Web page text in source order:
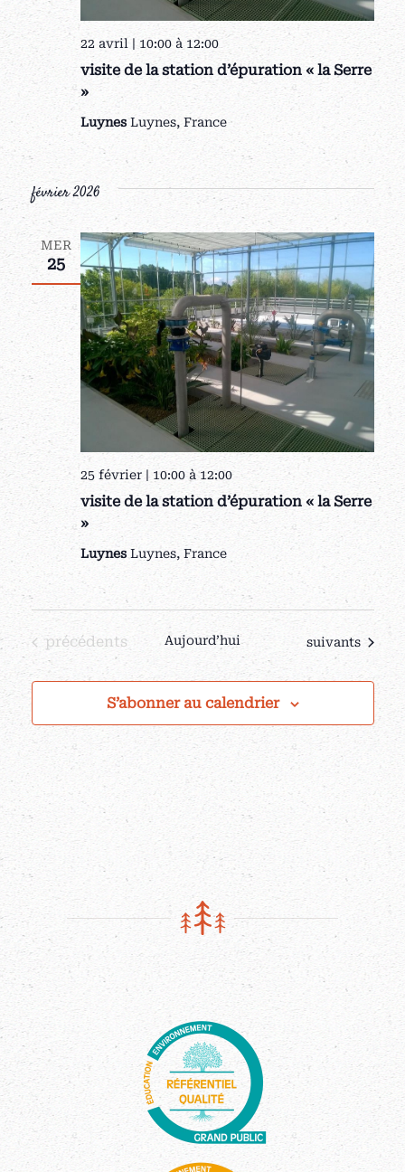
visite de la station d’épuration « la Serre
»
22 avril | 10:00à 12:00
Luynes Luynes, France
février 2026
MER
25
visite de la station d’épuration « la Serre
»
25 février | 10:00à12:00
Luynes Luynes, France
Évènements
précédents Aujourd’hui Évènements
suivants
S’abonner au calendrier